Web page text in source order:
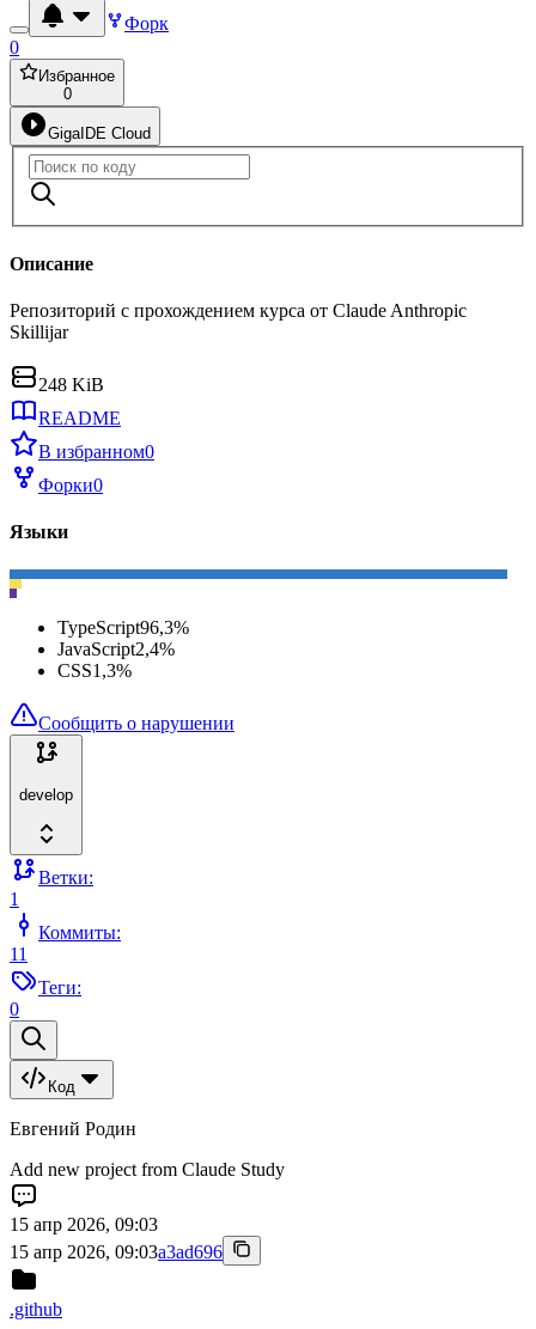
Форк
0
Избранное
0
GigaIDE Cloud
Описание
Репозиторий с прохождением курса от Claude Anthropic
Skillijar
248 KiB
README
В избранном0
Форки0
Языки
TypeScript96,3%
JavaScript2,4%
CSS1,3%
Сообщить о нарушении
develop
Ветки:
1
Коммиты:
11
Теги:
0
Код
Евгений Родин
Add new project from Claude Study
15 апр 2026, 09:03
15 апр 2026, 09:03a3ad696
.github